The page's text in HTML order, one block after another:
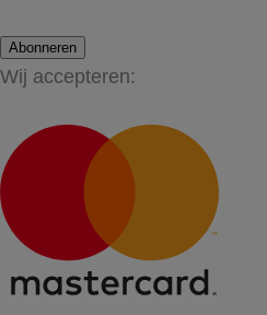
Abonneren
Wij accepteren: